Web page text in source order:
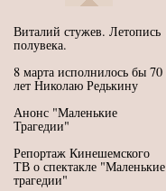
Виталий стужев. Летопись
полувека.
8 марта исполнилось бы 70
лет Николаю Редькину
Анонс "Маленькие
Трагедии"
Репортаж Кинешемского
ТВ о спектакле "Маленькие
трагедии"